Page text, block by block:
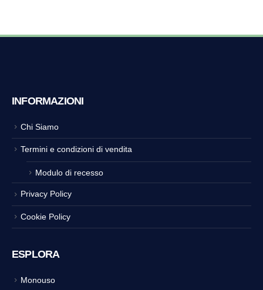
INFORMAZIONI
Chi Siamo
Termini e condizioni di vendita
Modulo di recesso
Privacy Policy
Cookie Policy
ESPLORA
Monouso